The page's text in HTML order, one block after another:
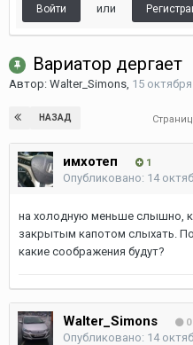
Войти или
Вариатор дергает
Автор: Walter_Simons, 15
НАЗАД
имхотеп 1
Опубликовано: 14
на холодную меньше слышно,
закрытым капотом слыхать.
какие соображения будут?
Walter_Simons 0
Опубликовано: 14